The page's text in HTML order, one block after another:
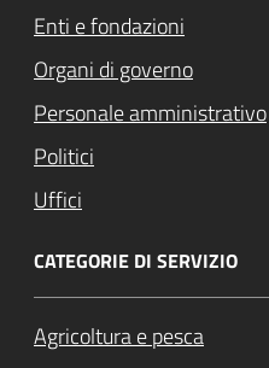
Enti e fondazioni
Organi di governo
Personale amministrativo
Politici
Uffici
CATEGORIE DI SERVIZIO
Agricoltura e pesca